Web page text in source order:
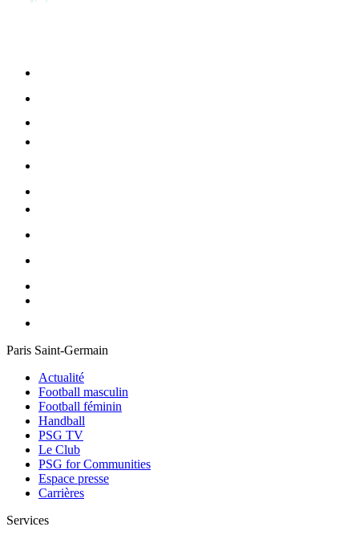
Paris Saint-Germain
Actualité
Football masculin
Football féminin
Handball
PSG TV
Le Club
PSG for Communities
Espace presse
Carrières
Services